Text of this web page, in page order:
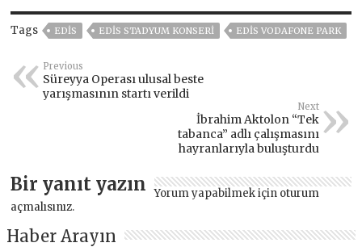
Tags EDIS EDIS STADYUM KONSERI EDIS VODAFONE PARK
Previous
Süreyya Operası ulusal beste
yarışmasının startı verildi
Next
İbrahim Aktolon “Tek
tabanca” adlı çalışmasını
hayranlarıyla buluşturdu
Bir yanıt yazın Yorum yapabilmek için oturum
açmalısınız.
Haber Arayın